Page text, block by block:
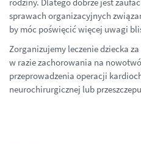
sprawach organizacyjnych
by móc poświęcić więcej uwagi
Zorganizujemy leczenie dziecka
w razie zachorowania na
przeprowadzenia operacji
neurochirurgicznej lub